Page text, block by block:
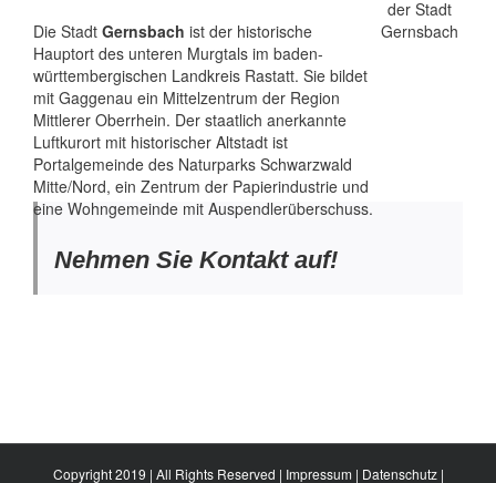
Die Stadt Gernsbach ist der historische
Hauptort des unteren Murgtals im baden-
württembergischen Landkreis Rastatt. Sie bildet
mit Gaggenau ein Mittelzentrum der Region
Mittlerer Oberrhein. Der staatlich anerkannte
Luftkurort mit historischer Altstadt ist
Portalgemeinde des Naturparks Schwarzwald
Mitte/Nord, ein Zentrum der Papierindustrie und
eine Wohngemeinde mit Auspendlerüberschuss.
Nehmen Sie Kontakt auf!
Copyright 2019 | All Rights Reserved | Impressum | Datenschutz|